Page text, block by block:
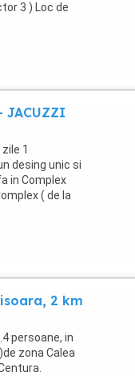
3 ) Loc de
JACUZZI
1
desing unic si
in Complex
( de la
2 km
persoane, in
zona Calea